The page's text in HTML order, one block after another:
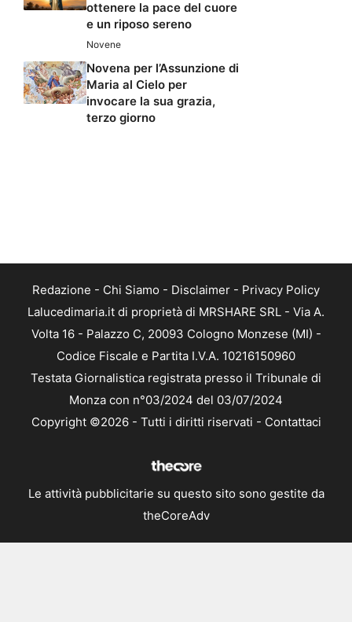
ottenere la pace del cuore
e un riposo sereno
Novene
Novena per l’Assunzione di
Maria al Cielo per
invocare la sua grazia,
terzo giorno
Redazione - Chi Siamo - Disclaimer - Privacy Policy
Lalucedimaria.it di proprietà di MRSHARE SRL - Via A.
Volta 16 - Palazzo C, 20093 Cologno Monzese (MI) -
Codice Fiscale e Partita I.V.A. 10216150960
Testata Giornalistica registrata presso il Tribunale di
Monza con n°03/2024 del 03/07/2024
Copyright ©2026 - Tutti i diritti riservati - Contattaci
Le attività pubblicitarie su questo sito sono gestite da
theCoreAdv